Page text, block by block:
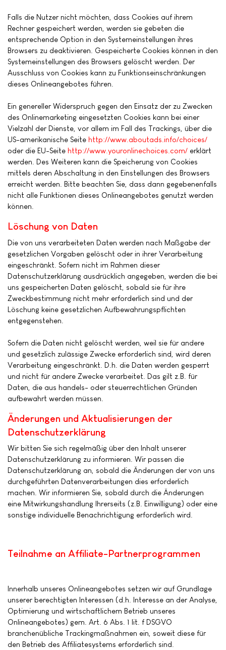
Falls die Nutzer nicht möchten, dass Cookies auf ihrem
Rechner gespeichert werden, werden sie gebeten die
entsprechende Option in den Systemeinstellungen ihres
Browsers zu deaktivieren. Gespeicherte Cookies können in den
Systemeinstellungen des Browsers gelöscht werden. Der
Ausschluss von Cookies kann zu Funktionseinschränkungen
dieses Onlineangebotes führen.
Ein genereller Widerspruch gegen den Einsatz der zu Zwecken
des Onlinemarketing eingesetzten Cookies kann bei einer
Vielzahl der Dienste, vor allem im Fall des Trackings, über die
US-amerikanische Seite http://www.aboutads.info/choices/
oder die EU-Seite http://www.youronlinechoices.com/ erklärt
werden. Des Weiteren kann die Speicherung von Cookies
mittels deren Abschaltung in den Einstellungen des Browsers
erreicht werden. Bitte beachten Sie, dass dann gegebenenfalls
nicht alle Funktionen dieses Onlineangebotes genutzt werden
können.
Löschung von Daten
Die von uns verarbeiteten Daten werden nach Maßgabe der
gesetzlichen Vorgaben gelöscht oder in ihrer Verarbeitung
eingeschränkt. Sofern nicht im Rahmen dieser
Datenschutzerklärung ausdrücklich angegeben, werden die bei
uns gespeicherten Daten gelöscht, sobald sie für ihre
Zweckbestimmung nicht mehr erforderlich sind und der
Löschung keine gesetzlichen Aufbewahrungspflichten
entgegenstehen.
Sofern die Daten nicht gelöscht werden, weil sie für andere
und gesetzlich zulässige Zwecke erforderlich sind, wird deren
Verarbeitung eingeschränkt. D.h. die Daten werden gesperrt
und nicht für andere Zwecke verarbeitet. Das gilt z.B. für
Daten, die aus handels- oder steuerrechtlichen Gründen
aufbewahrt werden müssen.
Änderungen und Aktualisierungen der
Datenschutzerklärung
Wir bitten Sie sich regelmäßig über den Inhalt unserer
Datenschutzerklärung zu informieren. Wir passen die
Datenschutzerklärung an, sobald die Änderungen der von uns
durchgeführten Datenverarbeitungen dies erforderlich
machen. Wir informieren Sie, sobald durch die Änderungen
eine Mitwirkungshandlung Ihrerseits (z.B. Einwilligung) oder eine
sonstige individuelle Benachrichtigung erforderlich wird.
Teilnahme an Affiliate-Partnerprogrammen
Innerhalb unseres Onlineangebotes setzen wir auf Grundlage
unserer berechtigten Interessen (d.h. Interesse an der Analyse,
Optimierung und wirtschaftlichem Betrieb unseres
Onlineangebotes) gem. Art. 6 Abs. 1 lit. f DSGVO
branchenübliche Trackingmaßnahmen ein, soweit diese für
den Betrieb des Affiliatesystems erforderlich sind.